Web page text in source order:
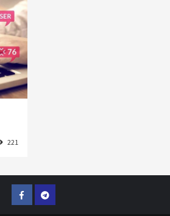
221
FacebookTelegram